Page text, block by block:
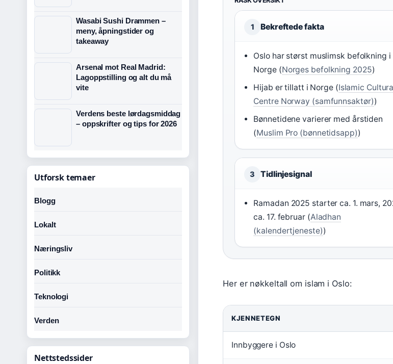
1 Bekreftede fakta
Oslo har størst muslimsk befolkning i
Norge (Norges befolkning 2025)
Hijab er tillatt i Norge (Islamic
Centre Norway (samfunnsaktør))
Bønnetidene varierer med årstiden
(Muslim Pro (bønnetidsapp))
3 Tidlinjesignal
Ramadan 2025 starter ca. 1. mars,
ca. 17. februar (Aladhan
(kalendertjeneste))
Her er nøkkeltall om islam i Oslo:
KJENNETEGN
Innbyggere i Oslo
Wasabi Sushi Drammen –
meny, åpningstider og
takeaway
Arsenal mot Real Madrid:
Lagoppstilling og alt du må
vite
Verdens beste lørdagsmiddag
– oppskrifter og tips for 2026
Utforsk temaer
Blogg
Lokalt
Næringsliv
Politikk
Teknologi
Verden
Nettstedssider